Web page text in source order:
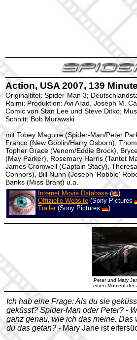
Action, USA 2007, 139
Originaltitel: Spider-Man 3;
Raimi; Produktion: Avi Arad, Joseph M.
Comic von Stan Lee und Steve Ditko;
Schnitt: Bob Murawski
mit Tobey Maguire (Spider-Man/Peter
Franco (New Goblin/Harry Osborn),
Topher Grace (Venom/Eddie Brock),
(May Parker), Rosemary Harris (Tantet
James Cromwell (Captain Stacy),
Connors), Bill Nunn (Joseph 'Robbie'
Banks (Miss Brant) u.a.
Internet Movie Database (
)
Offizielle Website (Sony Pictures
Trailer(Sony Pictures )
Peter und Mary
einen Moment der
Ich hab eine Frage: Als du sie
geküsst? Spider-Man oder Peter? -
ganz genau, wie ich das meine. Das
du das getan? - Mary Jane ist